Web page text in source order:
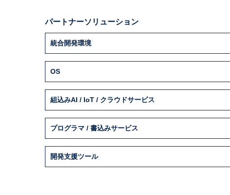
パートナーソリューション
統合開発環境
OS
組込みAI / IoT / クラウドサービス
プログラマ / 書込みサービス
開発支援ツール